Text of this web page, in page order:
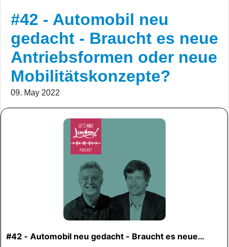
#42 - Automobil neu
gedacht - Braucht es neue
Antriebsformen oder neue
Mobilitätskonzepte?
09. May 2022